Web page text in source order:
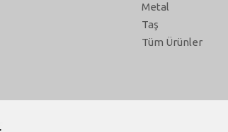
Metal
Taş
Tüm Ürünler